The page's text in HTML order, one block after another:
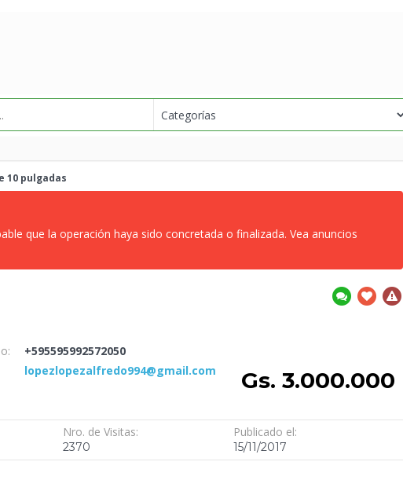
10 pulgadas
que la operación haya sido concretada o finalizada. Vea anuncios
+595595992572050
lopezlopezalfredo994@gmail.com Gs. 3.000.000
Nro. de Visitas:
2370
Publicado el:
15/11/2017